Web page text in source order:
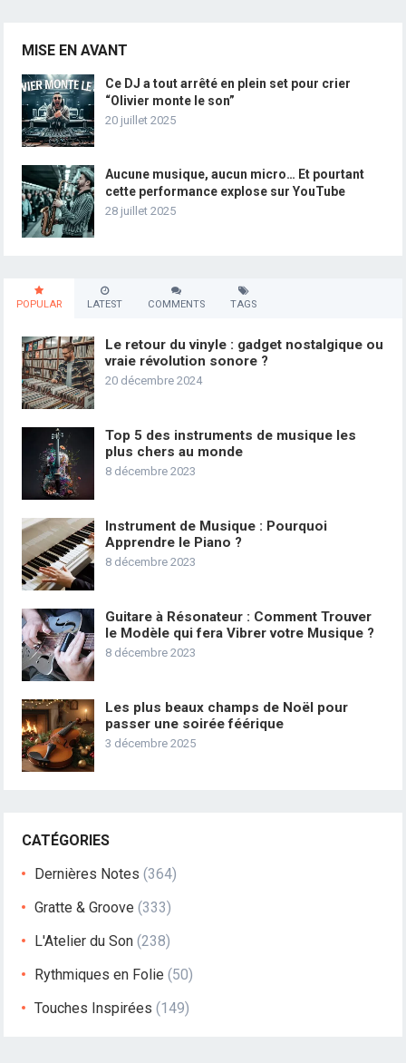
MISE EN AVANT
Ce DJ a tout arrêté en plein set pour crier
“Olivier monte le son”
20 juillet 2025
Aucune musique, aucun micro… Et pourtant
cette performance explose sur YouTube
28 juillet 2025
POPULAR LATEST COMMENTS TAGS
Le retour du vinyle : gadget nostalgique ou
vraie révolution sonore ?
20 décembre 2024
Top 5 des instruments de musique les
plus chers au monde
8 décembre 2023
Instrument de Musique : Pourquoi
Apprendre le Piano ?
8 décembre 2023
Guitare à Résonateur : Comment Trouver
le Modèle qui fera Vibrer votre Musique ?
8 décembre 2023
Les plus beaux champs de Noël pour
passer une soirée féérique
3 décembre 2025
CATÉGORIES
Dernières Notes (364)
Gratte & Groove (333)
L'Atelier du Son (238)
Rythmiques en Folie (50)
Touches Inspirées (149)